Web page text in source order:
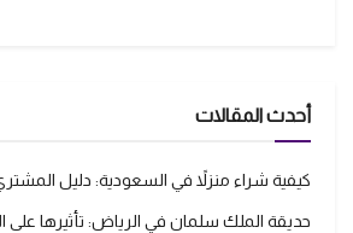
أحدث المقالات
كيفية شراء منزلاً في السعودية: دليل المشتري
حديقة الملك سلمان في الرياض: تأثيرها